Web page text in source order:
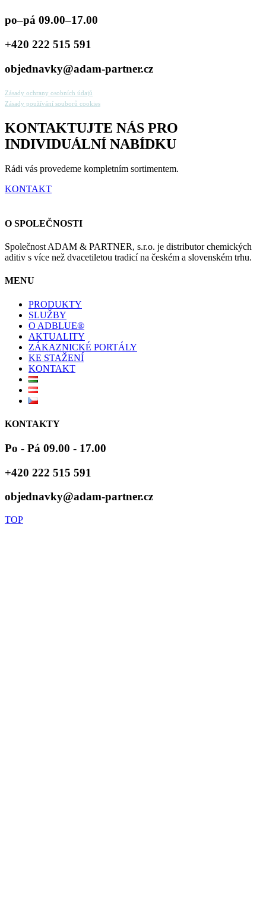
po–pá 09.00–17.00
+420 222 515 591
objednavky@adam-partner.cz
Zásady ochrany osobních údajů
Zásady používání souborů cookies
KONTAKTUJTE NÁS PRO
INDIVIDUÁLNÍ NABÍDKU
Rádi vás provedeme kompletním sortimentem.
KONTAKT
O SPOLEČNOSTI
Společnost ADAM & PARTNER, s.r.o. je distributor chemických
aditiv s více než dvacetiletou tradicí na českém a slovenském trhu.
MENU
PRODUKTY
SLUŽBY
O ADBLUE®
AKTUALITY
ZÁKAZNICKÉ PORTÁLY
KE STAŽENÍ
KONTAKT
KONTAKTY
Po - Pá 09.00 - 17.00
+420 222 515 591
objednavky@adam-partner.cz
TOP